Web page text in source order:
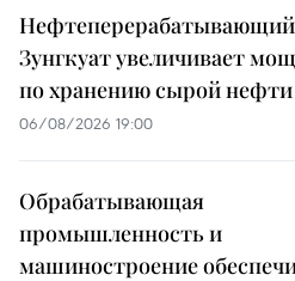
Нефтеперерабатывающий
Зунгкуат увеличивает
по хранению сырой нефти
06/08/2026 19:00
Обрабатывающая
промышленность и
машиностроение